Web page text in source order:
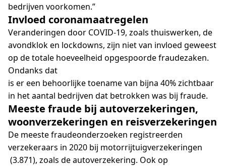
bedrijven voorkomen.”
Invloed coronamaatregelen
Veranderingen door COVID-19, zoals thuiswerken, de
avondklok en lockdowns, zijn niet van invloed geweest
op de totale hoeveelheid opgespoorde fraudezaken.
Ondanks dat
is er een behoorlijke toename van bijna 40% zichtbaar
in het aantal bedrijven dat betrokken was bij fraude.
Meeste fraude bij autoverzekeringen,
woonverzekeringen en reisverzekeringen
De meeste fraudeonderzoeken registreerden
verzekeraars in 2020 bij motorrijtuigverzekeringen
(3.871), zoals de autoverzekering. Ook op